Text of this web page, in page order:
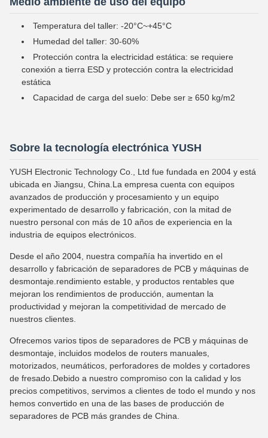
Temperatura del taller: -20°C~+45°C
Humedad del taller: 30-60%
Protección contra la electricidad estática: se requiere
conexión a tierra ESD y protección contra la electricidad
estática
Capacidad de carga del suelo: Debe ser ≥ 650 kg/m2
Sobre la tecnología electrónica YUSH
YUSH Electronic Technology Co., Ltd fue fundada en 2004 y está
ubicada en Jiangsu, China.La empresa cuenta con equipos
avanzados de producción y procesamiento y un equipo
experimentado de desarrollo y fabricación, con la mitad de
nuestro personal con más de 10 años de experiencia en la
industria de equipos electrónicos.
Desde el año 2004, nuestra compañía ha invertido en el
desarrollo y fabricación de separadores de PCB y máquinas de
desmontaje.rendimiento estable, y productos rentables que
mejoran los rendimientos de producción, aumentan la
productividad y mejoran la competitividad de mercado de
nuestros clientes.
Ofrecemos varios tipos de separadores de PCB y máquinas de
desmontaje, incluidos modelos de routers manuales,
motorizados, neumáticos, perforadores de moldes y cortadores
de fresado.Debido a nuestro compromiso con la calidad y los
precios competitivos, servimos a clientes de todo el mundo y nos
hemos convertido en una de las bases de producción de
separadores de PCB más grandes de China.